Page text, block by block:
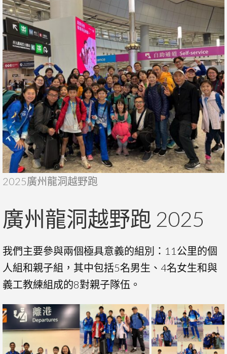
2025廣州龍洞越野跑
廣州龍洞越野跑 2025
我們主要參與兩個極具意義的組別：11公里的個
人組和親子組，其中包括5名男生、4名女生和與
義工教練組成的8對親子隊伍。